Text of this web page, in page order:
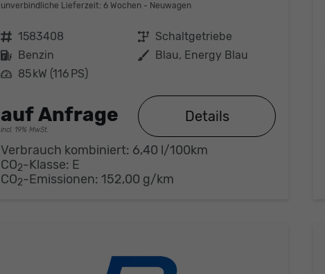
unverbindliche Lieferzeit:6 Wochen Neuwagen
Fahrzeugnr. 1583408 Getriebe Schaltgetriebe
Kraftstoff
Benzin Außenfarbe
Blau, Energy Blau
Leistung 85 kW (116 PS)
auf Anfrage
incl. 19% MwSt.
Details
Verbrauch kombiniert: 6,40 l/100km
CO2-Klasse: E
CO2-Emissionen:152,00 g/km